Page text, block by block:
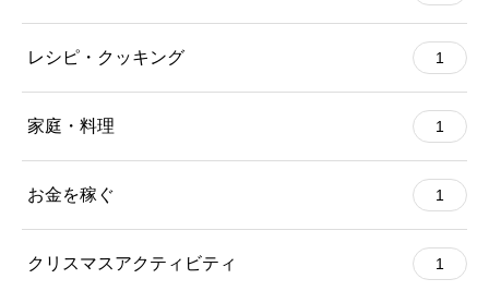
レシピ・クッキング 1
家庭・料理 1
お金を稼ぐ 1
クリスマスアクティビティ 1